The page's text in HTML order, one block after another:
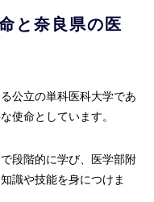
と奈良県の医
公立の単科医科大学であ
使命としています。
段階的に学び、医学部附
識や技能を身につけま